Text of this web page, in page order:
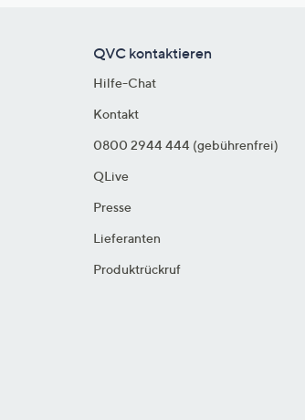
QVC kontaktieren
Hilfe-Chat
Kontakt
0800 2944 444 (gebührenfrei)
QLive
Presse
Lieferanten
Produktrückruf